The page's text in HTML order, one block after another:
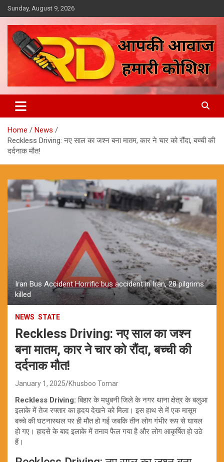
Skip
to
content
Sunday, August 9, 2026
Reporter Diaries
Home
News
Reckless Driving: नए साल का जश्न बना मातम, कार ने चार को रौंदा, बच्ची की
दर्दनाक मौत!
Iran Bus Accident Horrific bus accident in Iran, 28 pilgrims
killed
NEWS STATE
Reckless Driving: नए साल का जश्न
बना मातम, कार ने चार को रौंदा, बच्ची की
दर्दनाक मौत!
January 1, 2025 Khusboo Tomar
Reckless Driving: बिहार के मधुबनी जिले के नगर थाना क्षेत्र के बलुआ
इलाके में तेज रफ्तार का हृदय देखने को मिला। इस हाथ से में एक मासूम
बच्चे की घटनास्थल पर ही मौत हो गई जबकि तीन लोग गंभीर रूप से घायल
हो गए। हादसे के बाद इलाके में तनाव फैल गया है और लोग आकृर्षित हो उठे
हैं।